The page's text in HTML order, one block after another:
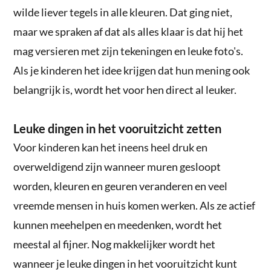
wilde liever tegels in alle kleuren. Dat ging niet,
maar we spraken af dat als alles klaar is dat hij het
mag versieren met zijn tekeningen en leuke foto's.
Als je kinderen het idee krijgen dat hun mening ook
belangrijk is, wordt het voor hen direct al leuker.
Leuke dingen in het vooruitzicht zetten
Voor kinderen kan het ineens heel druk en
overweldigend zijn wanneer muren gesloopt
worden, kleuren en geuren veranderen en veel
vreemde mensen in huis komen werken. Als ze actief
kunnen meehelpen en meedenken, wordt het
meestal al fijner. Nog makkelijker wordt het
wanneer je leuke dingen in het vooruitzicht kunt